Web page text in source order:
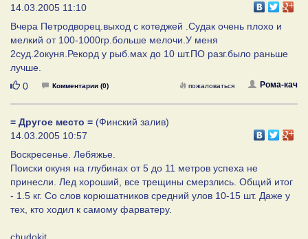
14.03.2005 11:10
Вчера Петродворец.выход с котеджей .Судак очень плохо и
мелкий от 100-1000гр.больше мелочи.У меня
2суд.2окуня.Рекорд у рыб.мах до 10 шт.ПО разг.было раньше
лучше.
Нравится
0 Комментарии (0) Рома-кач
пожаловаться
= Другое место = (Финский залив)
14.03.2005 10:57
Воскресенье. Лебяжье.
Поиски окуня на глубинах от 5 до 11 метров успеха не
принесли. Лед хороший, все трещины смерзлись. Общий итог
- 1.5 кг. Со слов корюшатников средний улов 10-15 шт. Даже у
тех, кто ходил к самому фарватеру.
chudokit.